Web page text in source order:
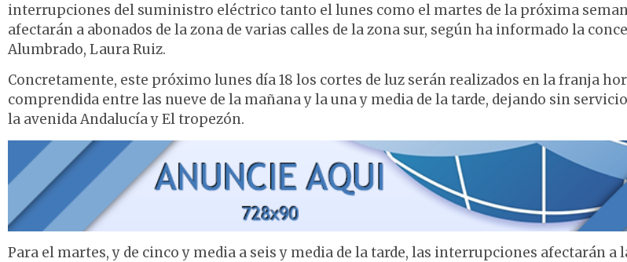
interrupciones del suministro eléctrico tanto el lunes como el martes de la próxima
afectarán a abonados de la zona de varias calles de la zona sur, según ha informado la
Alumbrado, Laura Ruiz.
Concretamente, este próximo lunes día 18 los cortes de luz serán realizados en la franja
comprendida entre las nueve de la mañana y la una y media de la tarde, dejando sin
la avenida Andalucía y El tropezón.
Para el martes, y de cinco y media a seis y media de la tarde, las interrupciones afectarán a